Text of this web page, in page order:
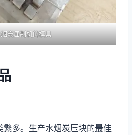
炭压制机的模具
繁多。生产水烟炭压块的最佳